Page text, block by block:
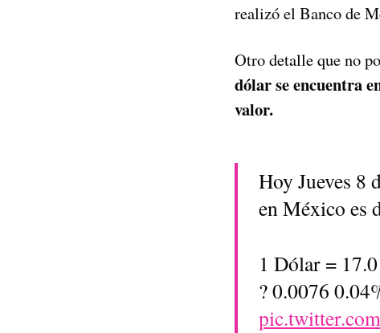
realizó el Banco de
Otro detalle que no
dólar se encuentra
valor.
Hoy Jueves 8
en México es
1 Dólar =
? 0.0076